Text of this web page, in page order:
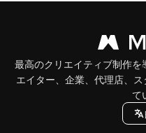
最高のクリエイティブ制作
エイター、企業、代理店、
て